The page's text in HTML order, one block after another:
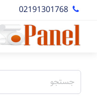
02191301768